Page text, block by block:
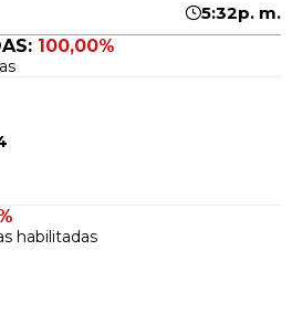
5:32p. m.
100,00%
habilitadas